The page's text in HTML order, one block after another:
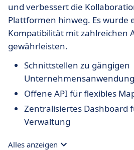
und verbessert die
Plattformen hinweg. Es wurde
Kompatibilität mit zahlreichen
gewährleisten.
Schnittstellen zu gängigen
Offene API für flexibles
Zentralisiertes Dashboard
Verwaltung
Alles anzeigen